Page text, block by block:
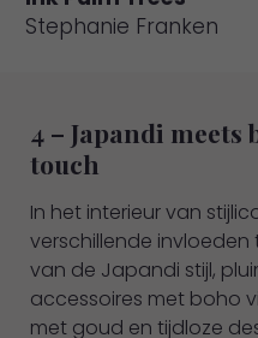
Naar
Werkaandemuur.
Stephanie Franken
Naar
4 – Japandi meets
touch
In het interieur van
verschillende
van de Japandi stijl,
accessoires met boho
met goud en tijdloze